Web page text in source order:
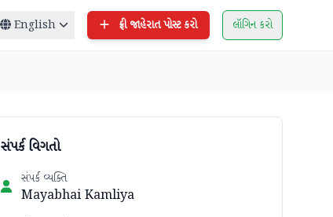
English ફ્રી જાહેરાત પોસ્ટ કરો લૉગિન કરો
સંપર્ક વિગતો
સંપર્ક વ્યક્તિ
Mayabhai Kamliya